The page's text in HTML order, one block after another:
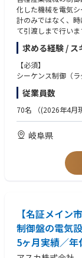
だきます。既存製
き、ゆくゆくは下
・LEDライト
・ファン、ヒーター
・各種充電池
■出張について
年に2回ほど、開発
（製造工程監査、不
あります。※期間は1
また秩父の国内工
化した機械を電気
計のみではなく、
て引渡しまで行いま
■詳細：
自動車部品、スマ
機械、組立機械、
自動車部品メーカ
開発の依頼が来ま
伺いをし、どのよ
社内に持ち帰り、
シーケンサ（ラダ
また、制御設計の
も発生します。
求める経験 / ス
【必須】
シーケンス制御（
従業員数
70名 （(2026年4月
岐阜県
【名証メイン
制御盤の電気
5ヶ月実績／年